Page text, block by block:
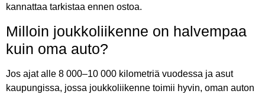
kannattaa tarkistaa ennen ostoa.
Milloin joukkoliikenne on halvempaa
kuin oma auto?
Jos ajat alle 8 000–10 000 kilometriä vuodessa ja asut
kaupungissa, jossa joukkoliikenne toimii hyvin, oman auton